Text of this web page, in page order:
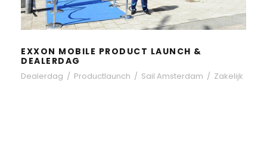
EXXON MOBILE PRODUCT LAUNCH &
DEALERDAG
Dealerdag / Productlaunch / Sail Amsterdam / Zakelijk